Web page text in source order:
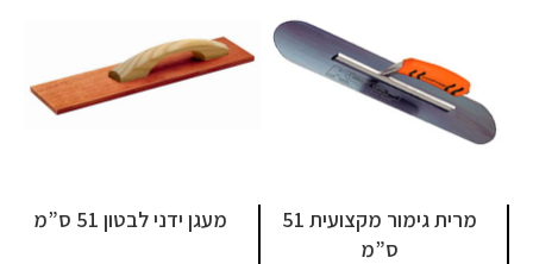
מרית גימור מקצועית 51
ס”מ
מעגן ידני לבטון 51 ס”מ